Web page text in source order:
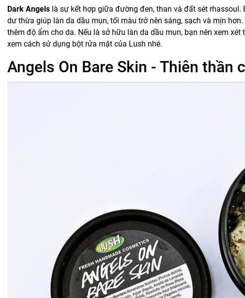
Dark Angels là sự kết hợp giữa đường đen, than và đất sét
dư thừa giúp làn da dầu mụn, tối màu trở nên sáng, sạch và mịn
thêm độ ẩm cho da. Nếu là sở hữu làn da dầu mụn, bạn nên xem
xem cách sử dụng bột rửa mặt của Lush nhé.
Angels On Bare Skin - Thiên thần